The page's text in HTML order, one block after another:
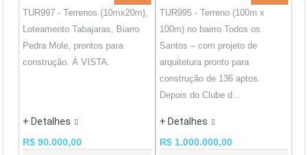
TUR997 - Terrenos (10mx20m),
Loteamento Tabajaras, Biarro
Pedra Mole, prontos para
construção. À VISTA.
+ Detalhes
R$ 90.000,00
TUR995 - Terreno (100m x
100m) no bairro Todos os
Santos – com projeto de
arquitetura pronto para
construção de 136 aptos.
Depois do Clube d...
+ Detalhes
R$ 1.000.000,00